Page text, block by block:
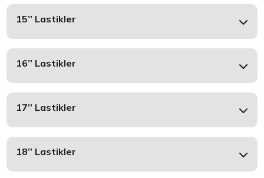
15’’ Lastikler
16’’ Lastikler
17’’ Lastikler
18’’ Lastikler